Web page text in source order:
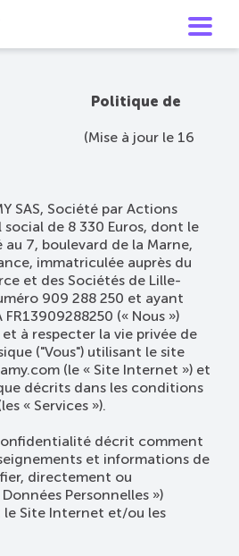
Politique de
jour le 16
SAS, Société par Actions
de 8 330 Euros, dont le
7, boulevard de la Marne,
immatriculée auprès du
et des Sociétés de Lille-
909 288 250 et ayant
(« Nous »)
à respecter la vie privée de
("Vous") utilisant le site
(le « Site Internet ») et
décrits dans les conditions
« Services »).
décrit comment
et informations de
directement ou
Personnelles »)
le Site Internet et/ou les